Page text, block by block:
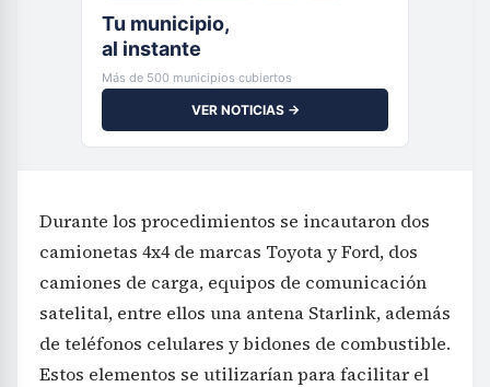
Tu municipio,
al instante
Más de 500 municipios cubiertos
VER NOTICIAS →
Durante los procedimientos se incautaron dos
camionetas 4x4 de marcas Toyota y Ford, dos
camiones de carga, equipos de comunicación
satelital, entre ellos una antena Starlink, además
de teléfonos celulares y bidones de combustible.
Estos elementos se utilizarían para facilitar el